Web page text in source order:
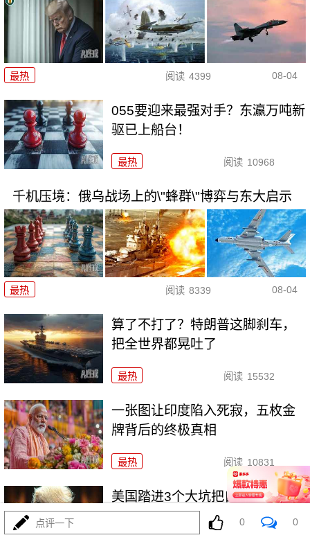
最热 阅读 4399 08-04
055要迎来最强对手？东瀛万吨新
驱已上船台！
最热 阅读 10968
千机压境：俄乌战场上的\"蜂群\"博弈与东大启示
最热 阅读 8339 08-04
算了不打了？特朗普这脚刹车，
把全世界都晃吐了
最热 阅读 15532
一张图让印度陷入死寂，五枚金
牌背后的终极真相
最热 阅读 10831
美国踏进3个大坑把自己埋了！恐
怕一个都爬不出
点评一下 0 0